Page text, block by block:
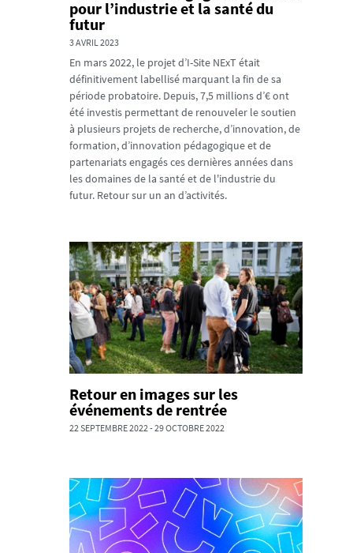
pour l’industrie et la santé du
futur
3 AVRIL 2023
En mars 2022, le projet d’I-Site NExT était
définitivement labellisé marquant la fin de sa
période probatoire. Depuis, 7,5 millions d’€ ont
été investis permettant de renouveler le soutien
à plusieurs projets de recherche, d’innovation, de
formation, d’innovation pédagogique et de
partenariats engagés ces dernières années dans
les domaines de la santé et de l'industrie du
futur. Retour sur un an d’activités.
Retour en images sur les
événements de rentrée
22 SEPTEMBRE 2022 -29 OCTOBRE 2022